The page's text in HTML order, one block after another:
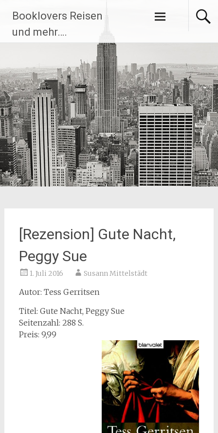
Inhalt
springen
Booklovers Reisen
und mehr….
[Rezension] Gute Nacht,
Peggy Sue
1. Juli 2016 Susann Mittelstädt
Autor: Tess Gerritsen
Titel: Gute Nacht, Peggy Sue
Seitenzahl: 288 S.
Preis: 9,99